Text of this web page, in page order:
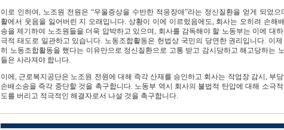
이로 인하여, 노조원 전원은 “우울증상을 수반한 적응장애”라는 정신질환을 얻게 되었으
활에서 웃음을 잃어버린 지 오래입니다. 상황이 이에 이르렀음에도, 회사는 오히려 손해
송을 제기하여 노조원들을 더욱 압박하고 있으며, 회사를 감독해야 할 노동부는 이에 대
극적 태도로 일관하고 있습니다. 노동조합활동은 헌법상 국민의 당연한 권리입니다. 이
히 노동조합활동을 했다는 이유만으로 정신질환으로 고통 받고 감시당하고 해고당하는
들은 사라져야 합니다.
이에, 근로복지공단은 노조원 전원에 대해 즉각 산재를 승인하고 회사는 작업장 감시, 부
손배소송을 즉각 중단할 것을 촉구합니다. 노동부 역시 회사의 불법적 탄압에 대해 소극
도를 버리고 적극적인 해결자로서 나설 것을 촉구합니다.